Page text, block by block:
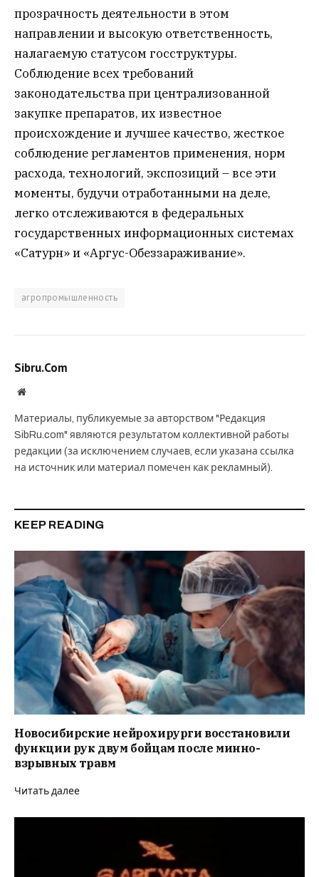
прозрачность деятельности в этом
направлении и высокую ответственность,
налагаемую статусом госструктуры.
Соблюдение всех требований
законодательства при централизованной
закупке препаратов, их известное
происхождение и лучшее качество, жесткое
соблюдение регламентов применения, норм
расхода, технологий, экспозиций – все эти
моменты, будучи отработанными на деле,
легко отслеживаются в федеральных
государственных информационных системах
«Сатурн» и «Аргус-Обеззараживание».
агропромышленность
Sibru.Com
Website
Материалы, публикуемые за авторством "Редакция
SibRu.com" являются результатом коллективной работы
редакции (за исключением случаев, если указана ссылка
на источник или материал помечен как рекламный).
KEEP READING
Новосибирские нейрохирурги восстановили
функции рук двум бойцам после минно-
взрывных травм
Читать далее